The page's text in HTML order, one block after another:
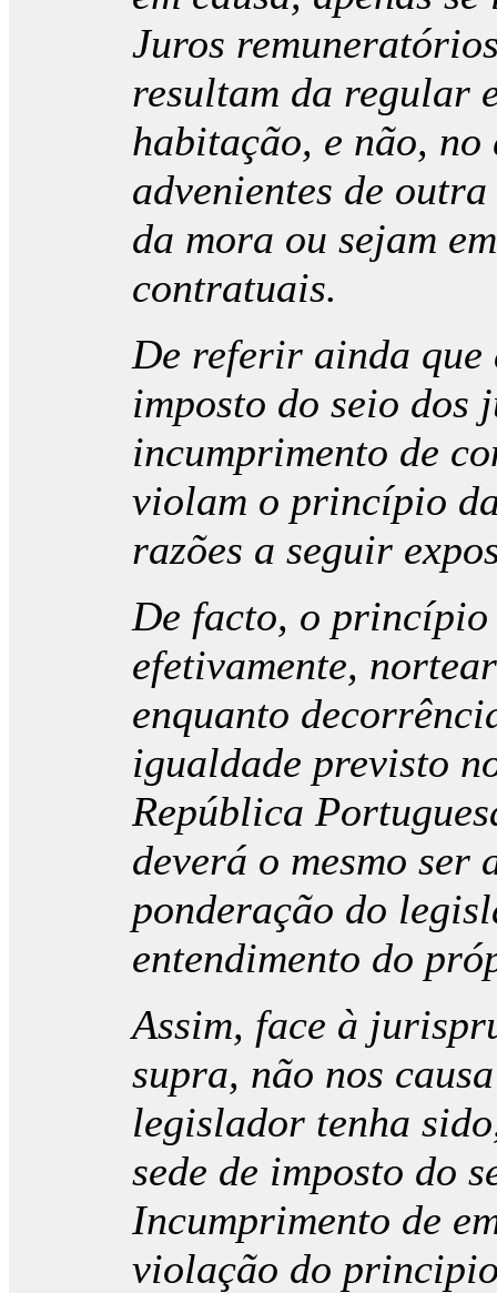
Juros
resultam da regular
habitação, e não,
advenientes de
da mora ou sejam
contratuais.
De referir ainda que
imposto do seio dos
incumprimento de
violam o princípio
razões a seguir
De facto, o
efetivamente,
enquanto
igualdade previsto
República
deverá o mesmo ser
ponderação do
entendimento do
Assim, face à
supra, não nos
legislador tenha
sede de imposto do
Incumprimento de
violação do